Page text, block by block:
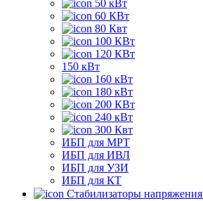
50 кВт
60 КВт
80 Квт
100 КВт
120 КВт
150 кВт
160 кВт
180 кВт
200 КВт
240 кВт
300 Квт
ИБП для МРТ
ИБП для ИВЛ
ИБП для УЗИ
ИБП для КТ
Стабилизаторы напряжения